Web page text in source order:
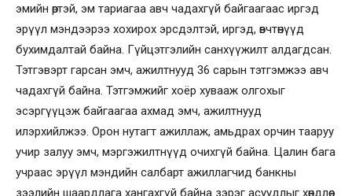
эмийн өртэй, эм тариагаа авч чадахгүй байгаагаас иргэд
эрүүл мэндээрээ хохирох эрсдэлтэй, иргэд, өвчтөнүүд
бухимдалтай байна. Гүйцэтгэлийн санхүүжилт алдагдсан.
Тэтгэвэрт гарсан эмч, ажилтнууд 36 сарын тэтгэмжээ авч
чадахгүй байна. Тэтгэмжийг хоёр хувааж олгохыг
эсэргүүцэж байгаагаа ахмад эмч, ажилтнууд
илэрхийлжээ. Орон нутагт ажиллаж, амьдрах орчин тааруу
учир залуу эмч, мэргэжилтнүүд очихгүй байна. Цалин бага
учраас эрүүл мэндийн салбарт ажиллагчид банкны
зээлийн шаардлага хангахгүй байна зэрэг асуудлыг хөндлөө.